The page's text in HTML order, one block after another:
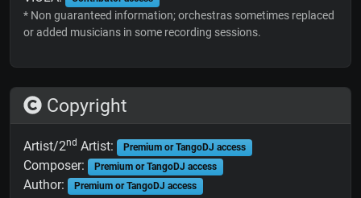
* Non guaranteed information; orchestras sometimes replaced
or added musicians in some recording sessions.
Copyright
Artist/2nd Artist: Premium or TangoDJ access
Composer: Premium or TangoDJ access
Author: Premium or TangoDJ access